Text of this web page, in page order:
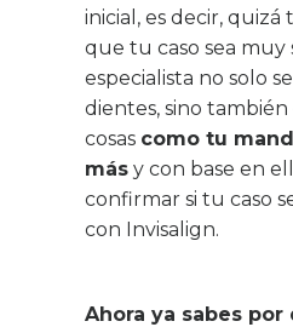
inicial, es decir, quizá
que tu caso sea muy
especialista no solo
dientes, sino también
cosas como tu
más y con base en
confirmar si tu caso
con Invisalign.
Ahora ya sabes